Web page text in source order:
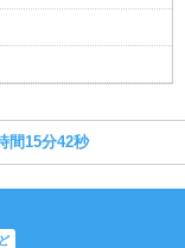
間15分42秒